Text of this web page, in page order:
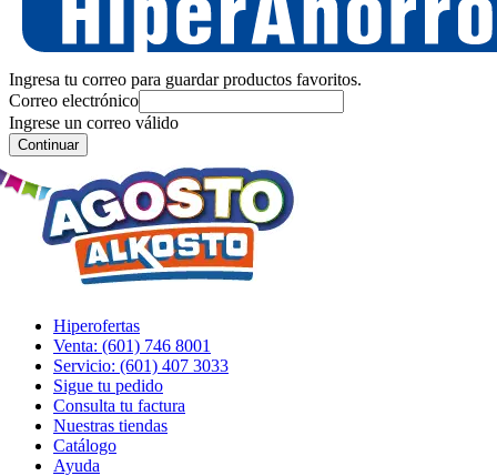
Ingresa tu correo para guardar productos favoritos.
Correo electrónico
Ingrese un correo válido
Continuar
Hiperofertas
Venta: (601) 746 8001
Servicio: (601) 407 3033
Sigue tu pedido
Consulta tu factura
Nuestras tiendas
Catálogo
Ayuda